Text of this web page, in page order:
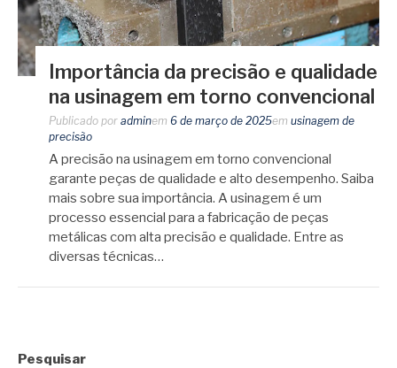
Importância da precisão e qualidade
na usinagem em torno convencional
Publicado por adminem 6 de março de 2025em usinagem de
precisão
A precisão na usinagem em torno convencional
garante peças de qualidade e alto desempenho. Saiba
mais sobre sua importância. A usinagem é um
processo essencial para a fabricação de peças
metálicas com alta precisão e qualidade. Entre as
diversas técnicas…
Pesquisar